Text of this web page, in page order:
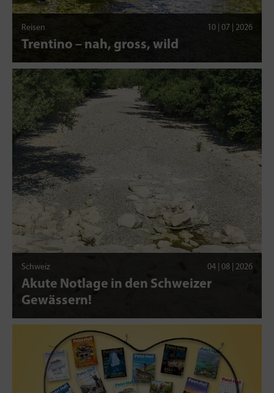
Reisen 10 | 07 | 2026
Trentino – nah, gross, wild
Schweiz 04 | 08 | 2026
Akute Notlage in den Schweizer
Gewässern!